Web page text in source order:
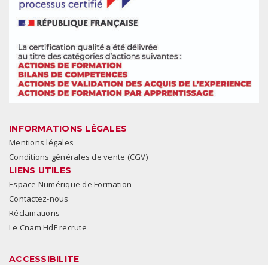
INFORMATIONS LÉGALES
Mentions légales
Conditions générales de vente (CGV)
LIENS UTILES
Espace Numérique de Formation
Contactez-nous
Réclamations
Le Cnam HdF recrute
ACCESSIBILITE